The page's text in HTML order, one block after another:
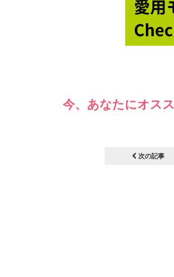
今、あなたにオス
次の記事